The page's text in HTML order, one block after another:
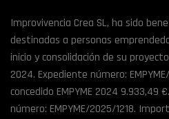
Improvivencia Crea SL, ha sido
destinadas a personas
inicio y consolidación de su
2024. Expediente número:
concedido EMPYME 2024 9.933,49
número: EMPYME/2025/1218.